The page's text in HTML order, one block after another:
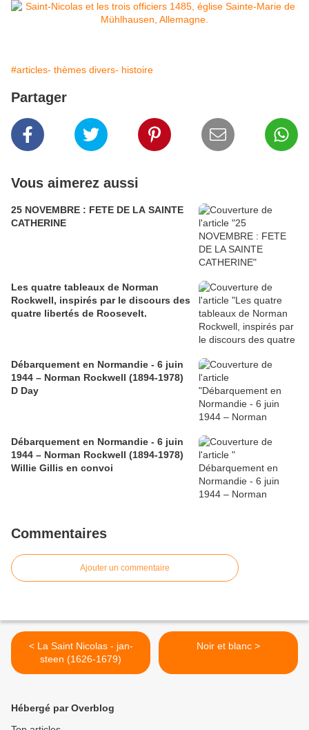
#articles- thèmes divers- histoire
Partager
Vous aimerez aussi
25 NOVEMBRE : FETE DE LA SAINTE
CATHERINE
Les quatre tableaux de Norman
Rockwell, inspirés par le discours des
quatre libertés de Roosevelt.
Débarquement en Normandie - 6 juin
1944 – Norman Rockwell (1894-1978)
D Day
Débarquement en Normandie - 6 juin
1944 – Norman Rockwell (1894-1978)
Willie Gillis en convoi
Commentaires
Ajouter un commentaire
< La Saint Nicolas - jan-
steen (1626-1679)
Noir et blanc >
Hébergé par Overblog